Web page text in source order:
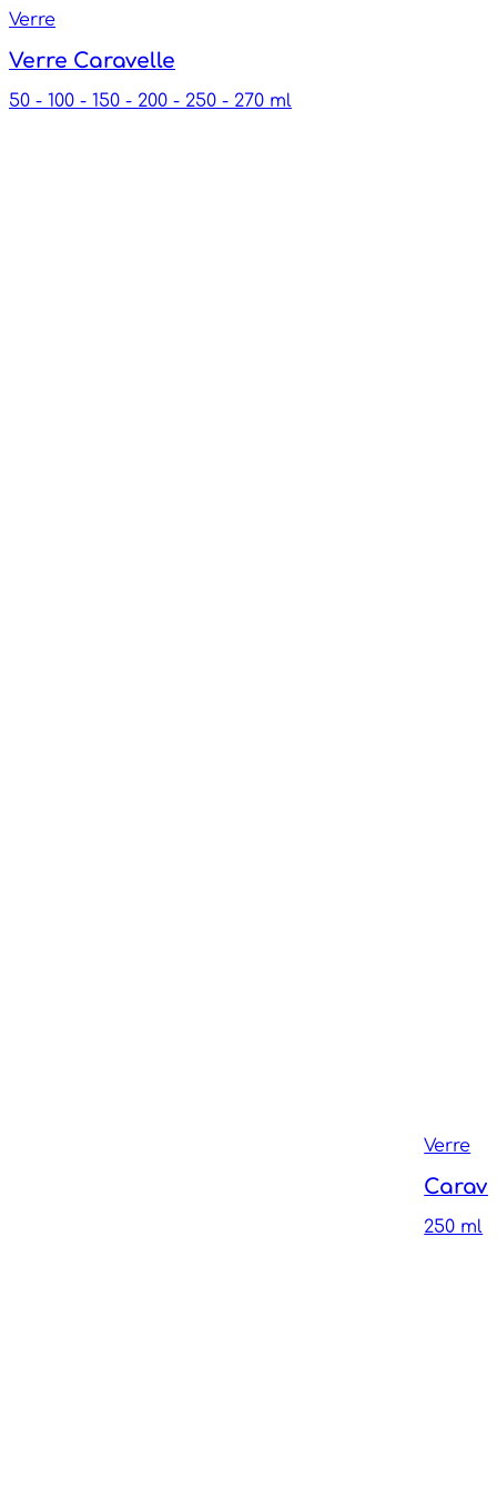
Verre
Verre Caravelle
50 - 100 - 150 - 200 - 250 - 270 ml
Verre
250 ml